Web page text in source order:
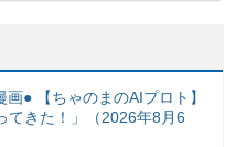
● 【ちゃのまのAIプロト】
てきた！」（2026年8月6